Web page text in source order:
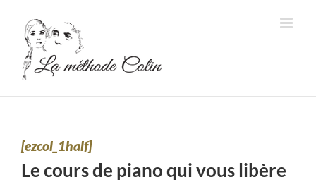
contenu
[ezcol_1half]
Le cours de piano qui vous libère